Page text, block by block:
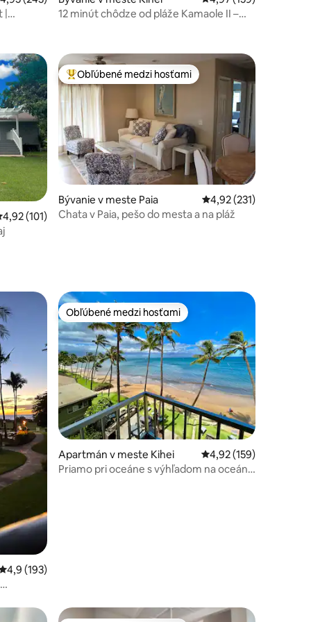
|
12 minút chôdze od pláže Kamaole II –
467
ohodnotenie 4,92 z 5, počet hodnotení: 101
4,92 (101)
Najobľúbenejšie medzi hosťami
Obľúbené medzi hosťami
Bývanie v meste Paia Priemerné
4,92 (231)
Chata v Paia, pešo do mesta a na pláž
277
ohodnotenie 4,9 z 5, počet hodnotení: 193
4,9 (193)
Obľúbené medzi hosťami
Obľúbené medzi hosťami
Apartmán v meste Kihei Priemerné
4,92 (159)
Priamo pri oceáne s výhľadom na oceán!